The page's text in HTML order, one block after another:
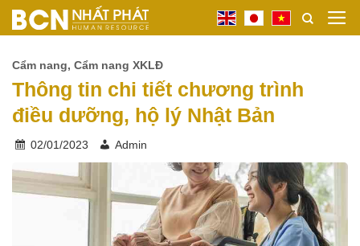
Bỏ
qua
dungCẩm nang, Cẩm nang XKLĐ
Thông tin chi tiết chương trình
điều dưỡng, hộ lý Nhật Bản
02/01/2023 Admin